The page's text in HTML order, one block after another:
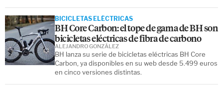
BICICLETAS ELÉCTRICAS
BH Core Carbon: el tope de gama de BH son
bicicletas eléctricas de fibra de carbono
BH lanza su serie de bicicletas eléctricas BH Core
Carbon, ya disponibles en su web desde 5.499 euros
en cinco versiones distintas.
ALEJANDRO GONZÁLEZ